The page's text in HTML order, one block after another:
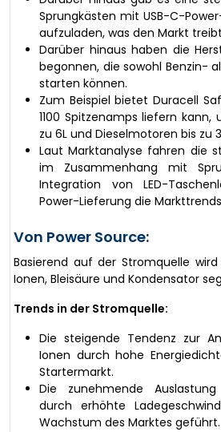
Sprungkästen mit USB-C-
aufzuladen, was den Markt
Darüber hinaus haben die
begonnen, die sowohl Benzin-
starten können.
Zum Beispiel bietet Duracell
1100 Spitzenamps liefern
zu 6L und Dieselmotoren bis zu
Laut Marktanalyse fahren die
im Zusammenhang mit
Integration von LED-
Power-Lieferung die
Von Power Source:
Basierend auf der Stromquelle
Ionen, Bleisäure und Kondensator
Trends in der Stromquelle:
Die steigende Tendenz zur
Ionen durch hohe
Startermarkt.
Die zunehmende
durch erhöhte
Wachstum des Marktes geführt.